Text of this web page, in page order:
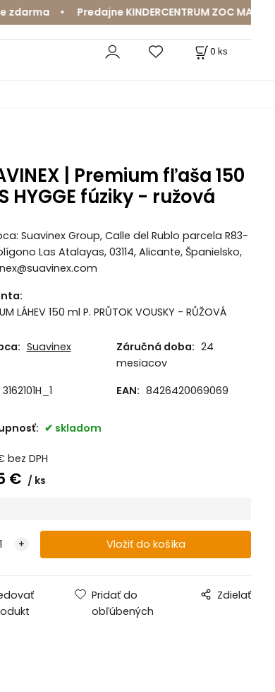
• Predajne KINDERCENTRUM ZOC MAX a
0 ks
| Premium fľaša 150
HYGGE fúziky - ružová
Suavinex Group, Calle del Rublo parcela R83-
Las Atalayas, 03114, Alicante, Španielsko,
:
LÁHEV 150 ml P. PRŮTOK VOUSKY - RŮŽOVÁ
Suavinex Záručná doba: 24
mesiacov
3162101H_1 EAN: 8426420069069
skladom
bez DPH
€ ks
Pridať do
obľúbených
Zdielať